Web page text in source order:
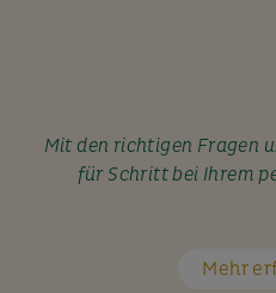
Mit den richtigen Fragen
für Schritt bei Ihrem
Mehr